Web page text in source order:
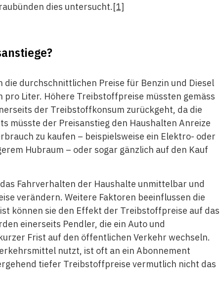
dies untersucht.[1]
durchschnittlichen Preise für Benzin und Diesel
pro Liter. Höhere Treibstoffpreise müssten gemäss
der Treibstoffkonsum zurückgeht, da die
müsste der Preisanstieg den Haushalten Anreize
zu kaufen – beispielsweise ein Elektro- oder
Hubraum – oder sogar gänzlich auf den Kauf
Fahrverhalten der Haushalte unmittelbar und
verändern. Weitere Faktoren beeinflussen die
können sie den Effekt der Treibstoffpreise auf das
einerseits Pendler, die ein Auto und
Frist auf den öffentlichen Verkehr wechseln.
nutzt, ist oft an ein Abonnement
tiefer Treibstoffpreise vermutlich nicht das